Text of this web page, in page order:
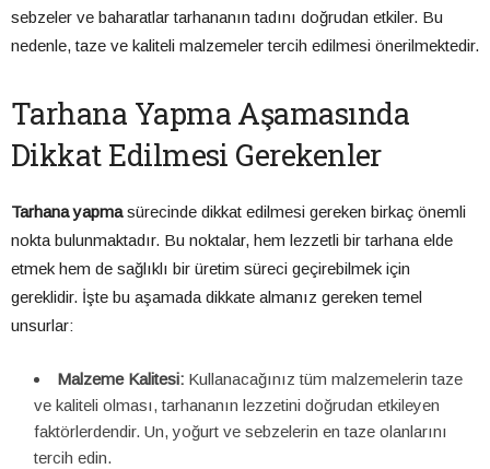
sebzeler ve baharatlar tarhananın tadını doğrudan etkiler. Bu
nedenle, taze ve kaliteli malzemeler tercih edilmesi önerilmektedir.
Tarhana Yapma Aşamasında
Dikkat Edilmesi Gerekenler
Tarhana yapmasürecinde dikkat edilmesi gereken birkaç önemli
nokta bulunmaktadır. Bu noktalar, hem lezzetli bir tarhana elde
etmek hem de sağlıklı bir üretim süreci geçirebilmek için
gereklidir. İşte bu aşamada dikkate almanız gereken temel
unsurlar:
Malzeme Kalitesi: Kullanacağınız tüm malzemelerin taze
ve kaliteli olması, tarhananın lezzetini doğrudan etkileyen
faktörlerdendir. Un, yoğurt ve sebzelerin en taze olanlarını
tercih edin.